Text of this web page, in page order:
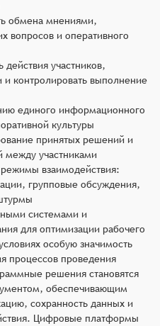
обмена мнениями,
вопросов и оперативного
действия участников,
и контролировать выполнение
единого информационного
культуры
принятых решений и
между участниками
взаимодействия:
групповые обсуждения,
системами и
для оптимизации рабочего
особую значимость
процессов проведения
решения становятся
обеспечивающим
сохранность данных и
Цифровые платформы